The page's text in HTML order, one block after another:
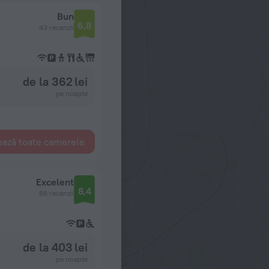
Bun
43 recenzii 6,8
de la 362 lei
toate camerele
Excelent
86 recenzii 8,4
de la 403 lei